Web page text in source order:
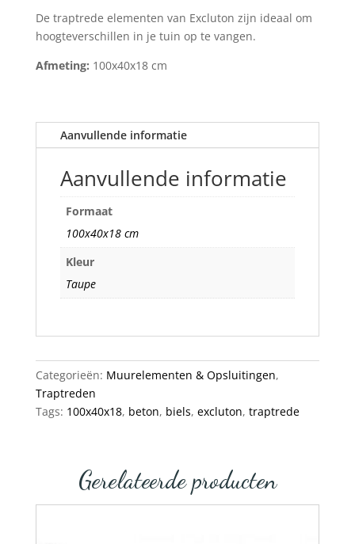
aantal
De traptrede elementen van Excluton zijn ideaal om
hoogteverschillen in je tuin op te vangen.
Afmeting: 100x40x18 cm
Aanvullende informatie
Aanvullende informatie
Formaat
100x40x18 cm
Kleur
Taupe
Categorieën: Muurelementen & Opsluitingen,
Traptreden
Tags: 100x40x18, beton, biels, excluton, traptrede
Gerelateerde producten